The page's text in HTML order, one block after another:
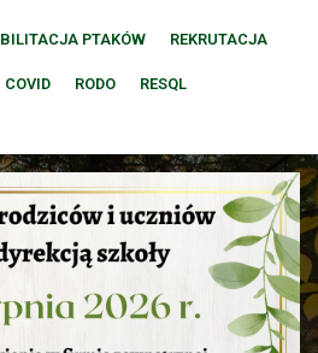
PTAKÓW REKRUTACJA
COVID RODO RESQL